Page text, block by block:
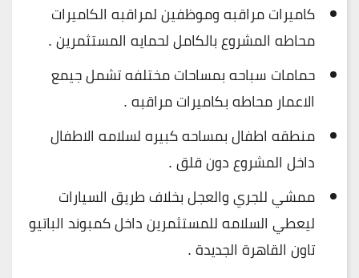
كاميرات مراقبه وموظفين لمراقبه الكاميرات
محاطه المشروع بالكامل لحمايه المستثمرين .
حمامات سباحه بمساحات مختلفه تشمل جيمع
الاعمار محاطه بكاميرات مراقبه .
منطقه اطفال بمساحه كبيره لسلامه الاطفال
داخل المشروع دون قلق .
ممشي للجري والعجل بخلاف طريق السيارات
ليعطي السلامه للمستثمرين داخل كمبوند الباتيو
تاون القاهرة الجديدة .